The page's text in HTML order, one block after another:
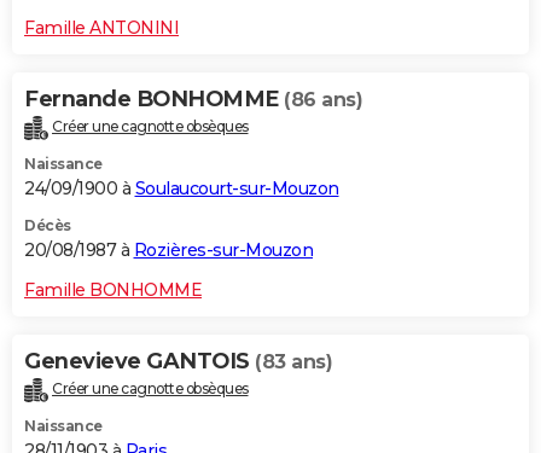
Famille ANTONINI
Fernande BONHOMME (86 ans)
Créer une cagnotte obsèques
Naissance
24/09/1900 à Soulaucourt-sur-Mouzon
Décès
20/08/1987 à Rozières-sur-Mouzon
Famille BONHOMME
Genevieve GANTOIS (83 ans)
Créer une cagnotte obsèques
Naissance